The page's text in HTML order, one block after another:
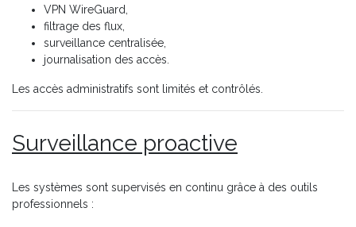
VPN WireGuard,
filtrage des flux,
surveillance centralisée,
journalisation des accès.
Les accès administratifs sont limités et contrôlés.
Surveillance proactive
Les systèmes sont supervisés en continu grâce à des outils
professionnels :